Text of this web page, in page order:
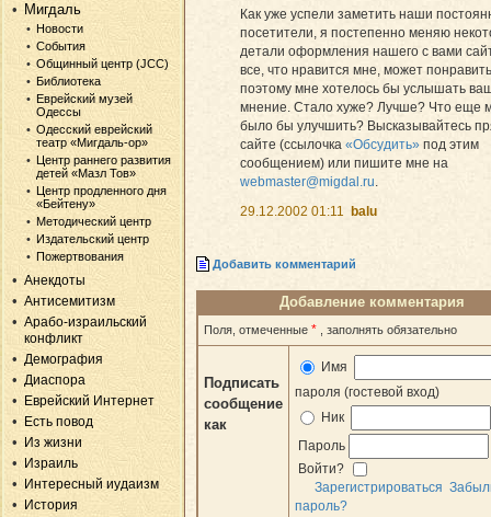
Мигдаль
Новости
События
Общинный центр (JCC)
Библиотека
Еврейский музей
Одессы
Одесский еврейский
театр «Мигдаль-ор»
Центр раннего развития
детей «Мазл Тов»
Центр продленного дня
«Бейтену»
Методический центр
Издательский центр
Пожертвования
Анекдоты
Антисемитизм
Арабо-израильский
конфликт
Демография
Диаспора
Еврейский Интернет
Есть повод
Из жизни
Израиль
Интересный иудаизм
История
Как уже успели заметить наши
посетители, я постепенно меняю
детали оформления нашего с вами
все, что нравится мне, может
поэтому мне хотелось бы услышать
мнение. Стало хуже? Лучше? Что еще
было бы улучшить? Высказывайтесь
сайте (ссылочка «Обсудить» под этим
сообщением) или пишите мне на
webmaster@migdal.ru.
29.12.2002 01:11
balu
Добавить комментарий
Добавление комментария
Поля, отмеченные * , заполнять обязательно
Подписать
сообщение
как
Имя
пароля (гостевой вход)
Ник
Пароль
Войти?
Зарегистрироваться
пароль?